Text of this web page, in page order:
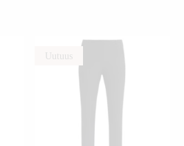
UutuusKATSO PIKANÄKYMÄ